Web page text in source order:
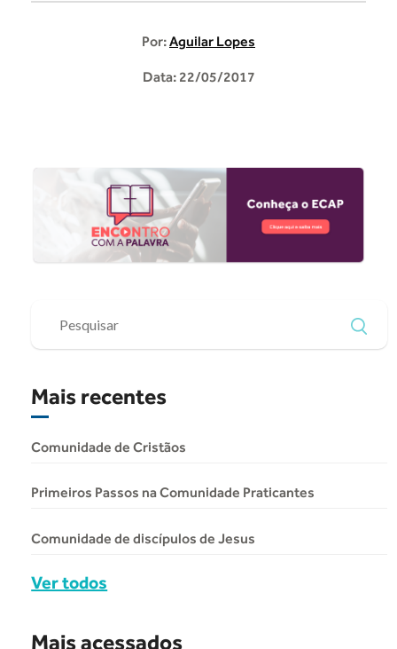
Por:Aguilar Lopes
Data: 22/05/2017
Mais recentes
Comunidade de Cristãos
Primeiros Passos na Comunidade Praticantes
Comunidade de discípulos de Jesus
Ver todos
Mais acessados